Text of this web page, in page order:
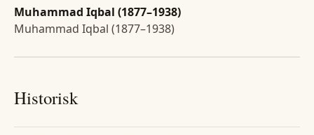
Muhammad Iqbal (1877–1938)
Muhammad Iqbal (1877–1938)
Historisk